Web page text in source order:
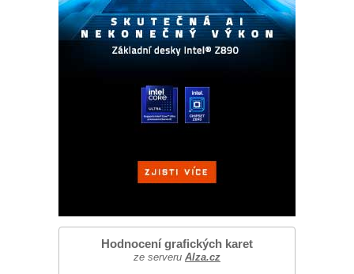
Hodnocení grafických karet
ze serveru Alza.cz